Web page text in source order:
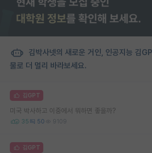
김박사넷의 새로운 거인, 인공지능 김
물로 더 멀리 바라보세요.
김GPT
미국 박사하고 이중에서 뭐하면 좋을까?
35 50 9109
김GPT